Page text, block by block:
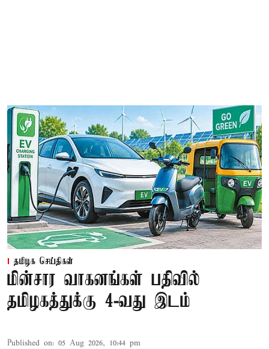
தமிழக செய்திகள்
மின்சார வாகனங்கள் பதிவில்
தமிழகத்துக்கு 4-வது இடம்
Published on: 05 Aug 2026, 10:44 pm